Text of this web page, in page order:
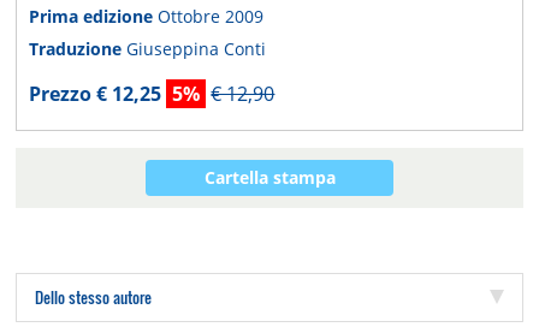
Prima edizioneOttobre 2009
TraduzioneGiuseppina Conti
Prezzo € 12,25 5% € 12,90
Cartella stampa
Dello stesso autore